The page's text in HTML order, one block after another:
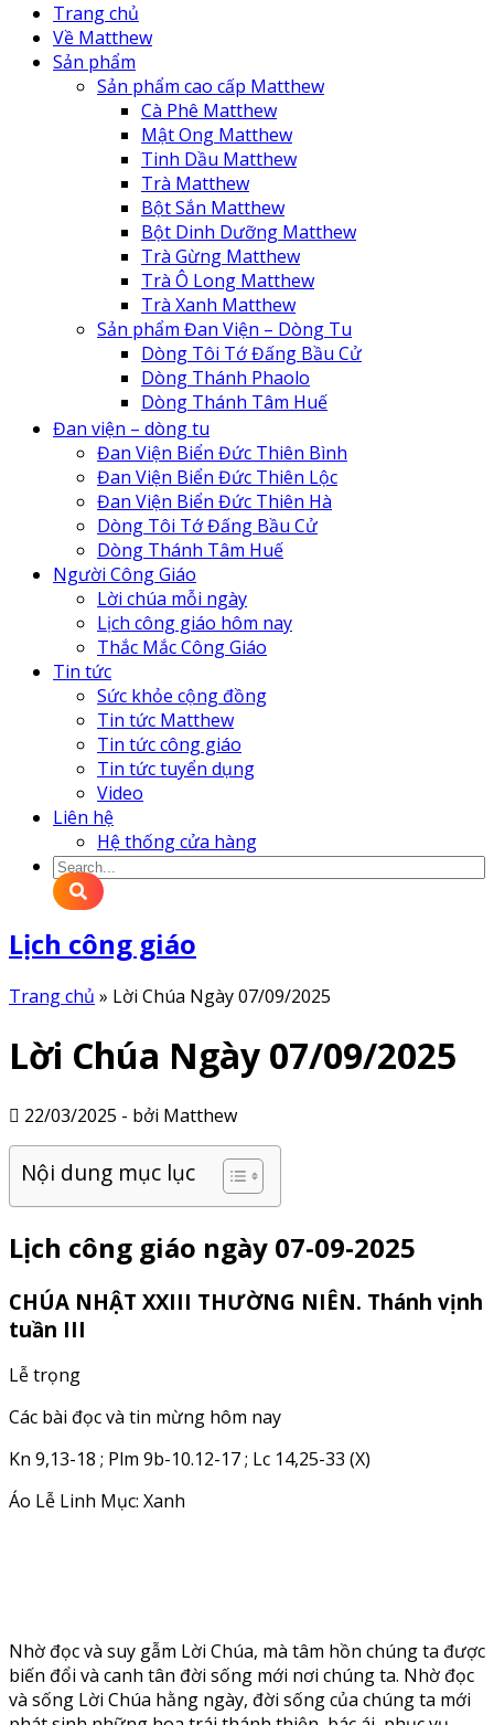
Trang chủ
Về Matthew
Sản phẩm
Sản phẩm cao cấp Matthew
Cà Phê Matthew
Mật Ong Matthew
Tinh Dầu Matthew
Trà Matthew
Bột Sắn Matthew
Bột Dinh Dưỡng Matthew
Trà Gừng Matthew
Trà Ô Long Matthew
Trà Xanh Matthew
Sản phẩm Đan Viện – Dòng Tu
Dòng Tôi Tớ Đấng Bầu Cử
Dòng Thánh Phaolo
Dòng Thánh Tâm Huế
Đan Viện Biển Đức Thiên Lộc
Đan Viện Biển Đức Thiên Bình
Đan Viện Biển Đức Thiên Hà
Đan viện Thiên An
Tu Hội Nô Tỳ Thiên Chúa
Tu Viện Nữ Vương Hòa Bình
Cô Nhi Viện Thánh An Bùi Chu
Trung Tâm Khiếm Thị Nhật Hồng
Đan viện – dòng tu
Đan Viện Biển Đức Thiên Bình
Đan Viện Biển Đức Thiên Lộc
Đan Viện Biển Đức Thiên Hà
Dòng Tôi Tớ Đấng Bầu Cử
Dòng Thánh Tâm Huế
Người Công Giáo
Lời chúa mỗi ngày
Lịch công giáo hôm nay
Thắc Mắc Công Giáo
Tin tức
Sức khỏe cộng đồng
Tin tức Matthew
Tin tức công giáo
Tin tức tuyển dụng
Video
Liên hệ
Hệ thống cửa hàng
Lịch công giáo
Trang chủ » Lời Chúa Ngày 07/09/2025
Lời Chúa Ngày 07/09/2025
22/03/2025 - bởi Matthew
Nội dung mục lục
Lịch công giáo ngày 07-09-2025
CHÚA NHẬT XXIII THƯỜNG NIÊN. Thánh vịnh
tuần III
Lễ trọng
Các bài đọc và tin mừng hôm nay
Kn 9,13-18 ; Plm 9b-10.12-17 ; Lc 14,25-33 (X)
Áo Lễ Linh Mục: Xanh
Nhờ đọc và suy gẫm Lời Chúa, mà tâm hồn chúng ta được
biến đổi và canh tân đời sống mới nơi chúng ta. Nhờ đọc
và sống Lời Chúa hằng ngày, đời sống của chúng ta mới